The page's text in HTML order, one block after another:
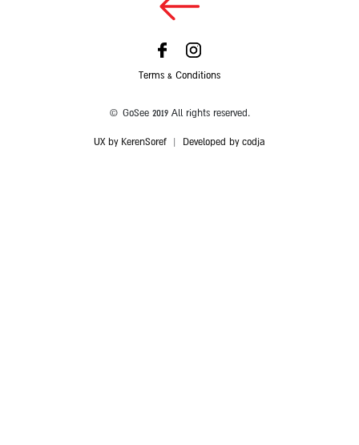
Terms & Conditions
© GoSee 2019 All rights reserved.
UX by KerenSoref Developed by codja